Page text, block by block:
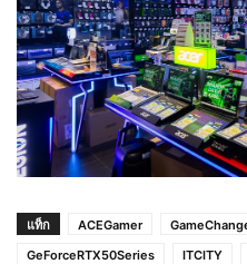
แท็ก ACEGamer
GeForceRTX50Series
ITCITY